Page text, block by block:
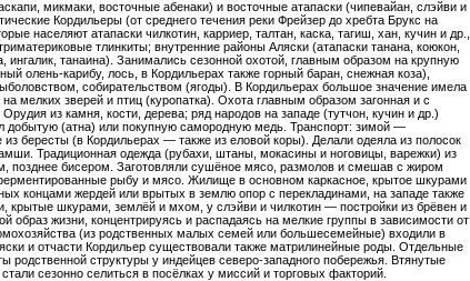
микмаки, восточные абенаки) и восточные атапаски (чипевайан, слэйви и
Кордильеры (от среднего течения реки Фрейзер до хребта Брукс на
населяют атапаски чилкотин, карриер, талтан, каска, тагиш, хан, кучин и др.,
тлинкиты; внутренние районы Аляски (атапаски танана, коюкон,
ингалик, танаина). Занимались сезонной охотой, главным образом на крупную
олень-карибу, лось, в Кордильерах также горный баран, снежная коза),
собирательством (ягоды). В Кордильерах большое значение имела
на мелких зверей и птиц (куропатка). Охота главным образом загонная и с
из камня, кости, дерева; ряд народов на западе (тутчон, кучин и др.)
добытую (атна) или покупную самородную медь. Транспорт: зимой —
бересты (в Кордильерах — также из еловой коры). Делали одеяла из полосок
Традиционная одежда (рубахи, штаны, мокасины и ноговицы, варежки) из
позднее бисером. Заготовляли сушёное мясо, размолов и смешав с жиром
рыбу и мясо. Жилище в основном каркасное, крытое шкурами
концами жердей или врытых в землю опор с перекладинами, на западе также
крытые шкурами, землёй и мхом, у слэйви и чилкотин — постройки из брёвен и
образ жизни, концентрируясь и распадаясь на мелкие группы в зависимости от
(из родственных малых семей или большесемейные) входили в
и отчасти Кордильер существовали также матрилинейные роды. Отдельные
родственной структуры у индейцев северо-западного побережья. Втянутые
сезонно селиться в посёлках у миссий и торговых факторий.